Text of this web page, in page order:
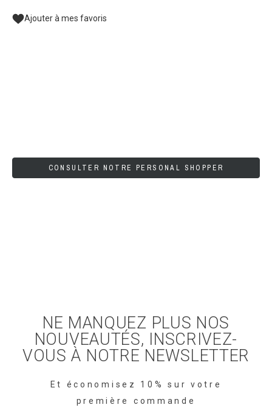
Ajouter à mes favoris
CONSULTER NOTRE PERSONAL SHOPPER
NE MANQUEZ PLUS NOS
NOUVEAUTÉS, INSCRIVEZ-
VOUS À NOTRE NEWSLETTER
Et économisez 10% sur votre
première commande